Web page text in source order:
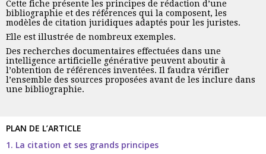
Cette fiche présente les principes de rédaction d’une
bibliographie et des références qui la composent, les
modèles de citation juridiques adaptés pour les juristes.
Elle est illustrée de nombreux exemples.
Des recherches documentaires effectuées dans une
intelligence artificielle générative peuvent aboutir à
l’obtention de références inventées. Il faudra vérifier
l’ensemble des sources proposées avant de les inclure dans
une bibliographie.
PLAN DE L’ARTICLE
1. La citation et ses grands principes